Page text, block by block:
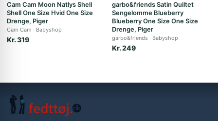
Cam Cam Moon Natlys Shell
Shell One Size Hvid One Size
Drenge, Piger
Cam Cam Babyshop
Kr. 319
garbo&friends Satin Quiltet
Sengelomme Blueberry
Blueberry One Size One Size
Drenge, Piger
garbo&friends Babyshop
Kr. 249